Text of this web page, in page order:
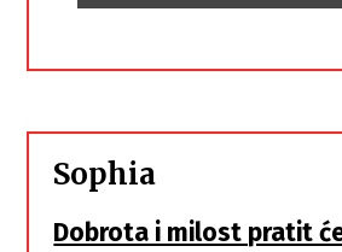
Sophia
Dobrota i milost pratit